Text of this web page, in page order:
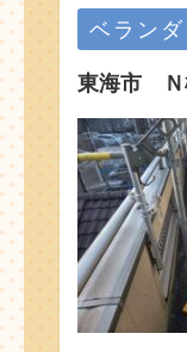
ベラン
東海市 Ｎ